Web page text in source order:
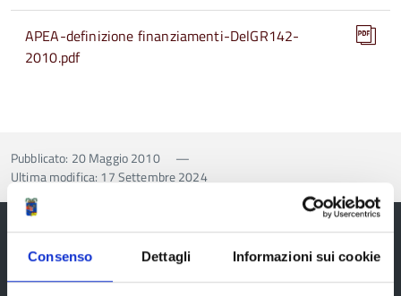
Consenso Dettagli Informazioni sui cookie
APEA-definizione finanziamenti-DelGR142-
2010.pdf
Pubblicato: 20 Maggio 2010
—
Ultima modifica: 17 Settembre 2024
Provincia di Reggio Emilia